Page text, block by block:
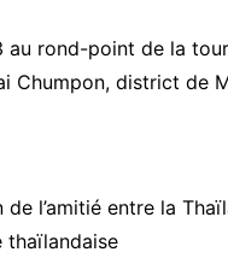
au rond-point de la
Chumpon, district de
de l’amitié entre la
thaïlandaise